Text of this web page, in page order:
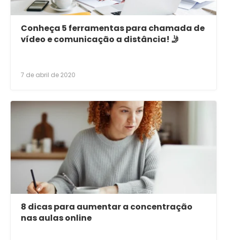
Conheça 5 ferramentas para chamada de
vídeo e comunicação a distância! 🤳
7 de abril de 2020
8 dicas para aumentar a concentração
nas aulas online